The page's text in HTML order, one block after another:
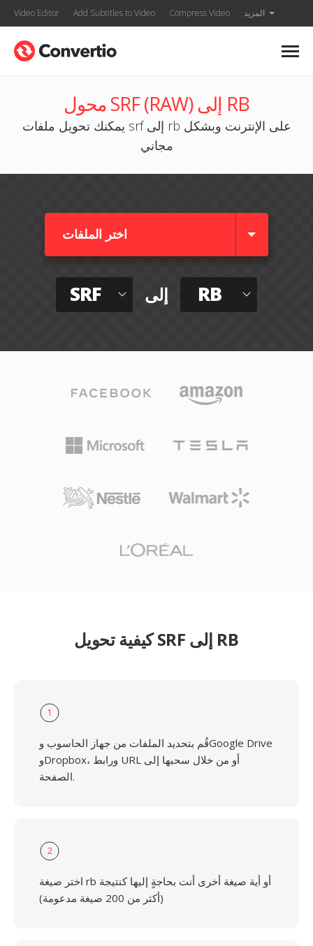
Video Editor Add Subtitles to Video Compress Video المزيد
محول SRF (RAW) إلى RB
يمكنك تحويل ملفات srf إلى rb على الإنترنت وبشكل
مجاني
اختر الملفات
SRF إلى RB
كيفية تحويل SRF إلى RB
1
قُم بتحديد الملفات من جهاز الحاسوب وGoogle Drive
وDropbox، ورابط URL أو من خلال سحبها إلى
الصفحة.
2
اختر صيغة rb أو أية صيغة أخرى أنت بحاجةٍ إليها كنتيجة
(أكثر من 200 صيغة مدعومة)